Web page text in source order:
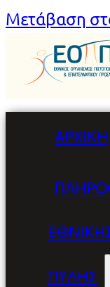
Μετάβαση
ΑΡΧΙΚΉ
ΠΎΛΗΣ